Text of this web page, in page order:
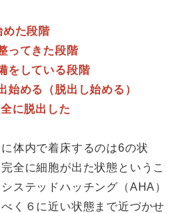
めた段階
ってきた段階
をしている段階
始める（脱出し始める）
に脱出した
体内で着床するのは6の状
全に細胞が出た状態というこ
ステッドハッチング（AHA）
く６に近い状態まで近づかせ